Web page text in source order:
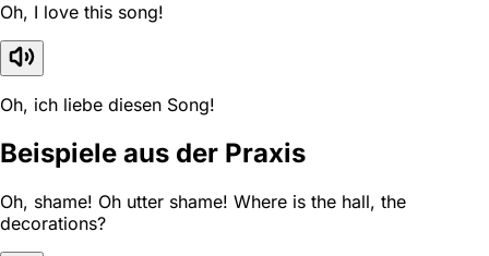
Oh, I love this song!
Oh, ich liebe diesen Song!
Beispiele aus der Praxis
Oh, shame! Oh utter shame! Where is the hall, the
decorations?